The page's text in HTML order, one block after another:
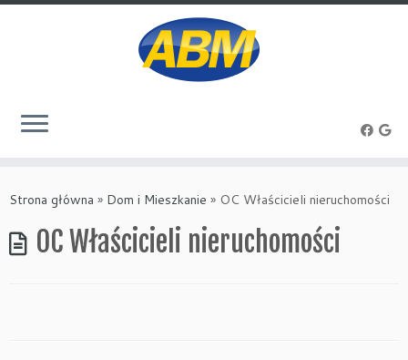
doStrona główna » Dom i Mieszkanie » OC Właścicieli nieruchomości
OC Właścicieli nieruchomości